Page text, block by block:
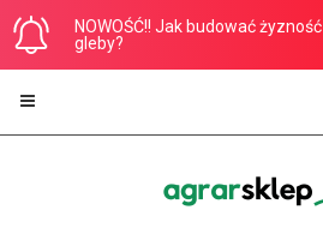
NOWOŚĆ!! Jak budować żyzność
gleby?